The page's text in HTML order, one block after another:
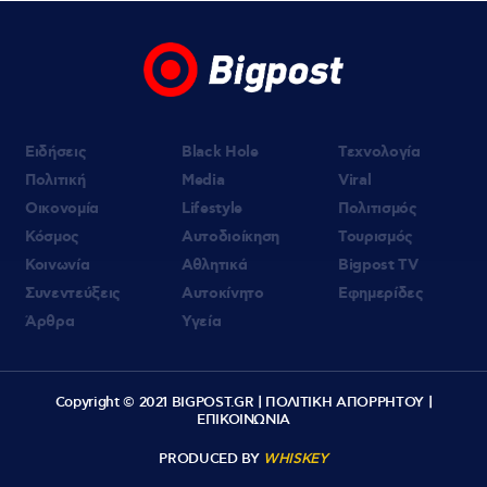
Ειδήσεις
Πολιτική
Οικονομία
Κόσμος
Κοινωνία
Συνεντεύξεις
Άρθρα
Black Hole
Media
Lifestyle
Αυτοδιοίκηση
Αθλητικά
Αυτοκίνητο
Υγεία
Τεχνολογία
Viral
Πολιτισμός
Τουρισμός
Bigpost TV
Εφημερίδες
Copyright © 2021 BIGPOST.GR | ΠΟΛΙΤΙΚΗ ΑΠΟΡΡΗΤΟΥ|
ΕΠΙΚΟΙΝΩΝΙΑ
PRODUCED BY WHISKEY